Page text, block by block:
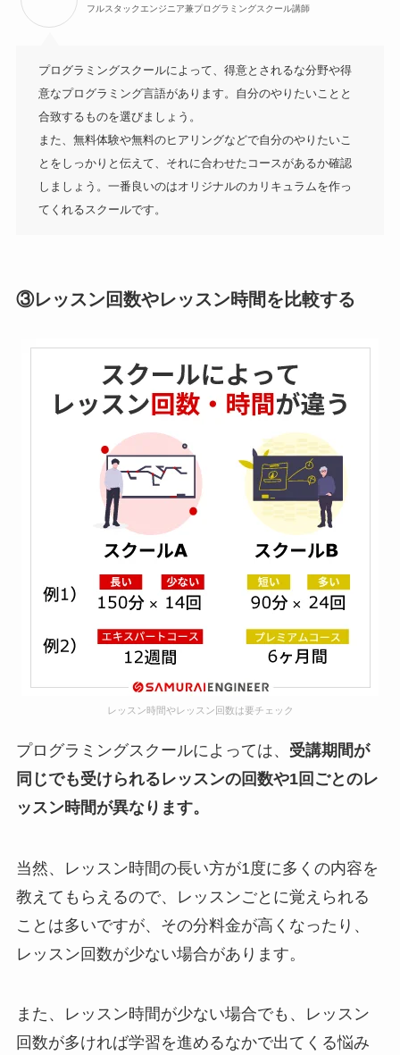
フルスタックエンジニア兼プログラミングスクール講師
プログラミングスクールによって、得意とされるな分野や得
意なプログラミング言語があります。自分のやりたいことと
合致するものを選びましょう。
また、無料体験や無料のヒアリングなどで自分のやりたいこ
とをしっかりと伝えて、それに合わせたコースがあるか確認
しましょう。一番良いのはオリジナルのカリキュラムを作っ
てくれるスクールです。
③レッスン回数やレッスン時間を比較する
レッスン時間やレッスン回数は要チェック
プログラミングスクールによっては、 受講期間が
同じでも受けられるレッスンの回数や1回ごとのレ
ッスン時間が異なります。
当然、レッスン時間の長い方が1度に多くの内容を
教えてもらえるので、レッスンごとに覚えられる
ことは多いですが、その分料金が高くなったり、
レッスン回数が少ない場合があります。
また、レッスン時間が少ない場合でも、レッスン
回数が多ければ学習を進めるなかで出てくる悩み